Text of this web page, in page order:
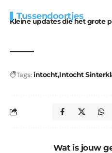
Tussendoortjes
Kleine updates die het grote
voor kabouters
Tags:intochtIntocht
Wat is jouw